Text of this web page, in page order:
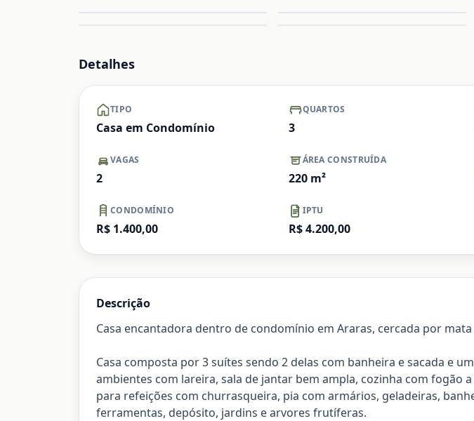
Detalhes
TIPO
Casa em Condomínio
QUARTOS
3
VAGAS
2
ÁREA CONSTRUÍDA
220m²
CONDOMÍNIO
R$ 1.400,00
IPTU
R$ 4.200,00
Descrição
Casa encantadora dentro de condomínio em Araras, cercada por
Casa composta por 3 suítes sendo 2 delas com banheira e sacada e
ambientes com lareira, sala de jantar bem ampla, cozinha com fogão
para refeições com churrasqueira, pia com armários, geladeiras,
ferramentas, depósito, jardins e arvores frutíferas.